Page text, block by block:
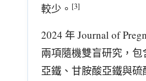
較少。 [3]
2024 年 Journal of
兩項隨機雙盲研究，
亞鐵、甘胺酸亞鐵與